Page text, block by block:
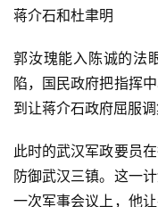
蒋介石和杜聿明
郭汝瑰能入陈诚的法
陷，国民政府把指挥
到让蒋介石政府屈服
此时的武汉军政要员
防御武汉三镇。这一
一次军事会议上，他